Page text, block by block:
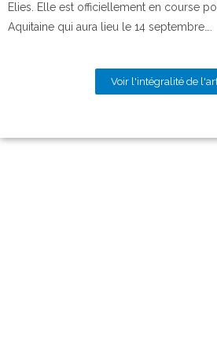
Elies. Elle est officiellement en course
Aquitaine qui aura lieu le 14 septembre….
Voir l'intégralité de